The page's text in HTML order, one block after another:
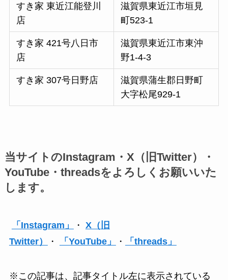
すき家 東近江能登川
店
滋賀県東近江市垣見
町523-1
すき家 421号八日市
店
滋賀県東近江市東沖
野1-4-3
すき家 307号日野店
滋賀県蒲生郡日野町
大字松尾929-1
当サイトのInstagram・X（旧Twitter）・
YouTube・threadsをよろしくお願いいた
します。
「Instagram」 ・ X（旧
Twitter）
・ 「YouTube」 ・ 「threads」
※この記事は、記事タイトル左に表示されている